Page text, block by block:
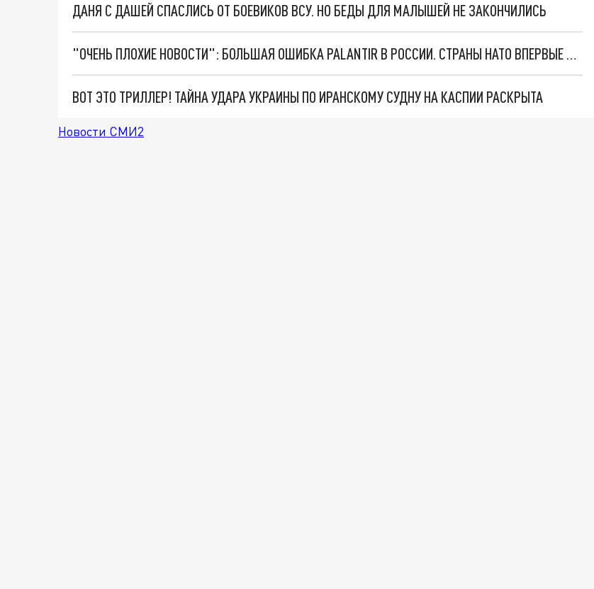
ДАНЯ С ДАШЕЙ СПАСЛИСЬ ОТ БОЕВИКОВ ВСУ. НО БЕДЫ ДЛЯ МАЛЫШЕЙ НЕ ЗАКОНЧИЛИСЬ
"ОЧЕНЬ ПЛОХИЕ НОВОСТИ": БОЛЬШАЯ ОШИБКА PALANTIR В РОССИИ. СТРАНЫ НАТО ВПЕРВЫЕ ЗА СВО ОСТАНОВИЛИ ПОСТАВКИ ОРУЖИЯ. ВСУ ТЕРЯЮТ ПРИГРАНИЧЬЕ?
ВОТ ЭТО ТРИЛЛЕР! ТАЙНА УДАРА УКРАИНЫ ПО ИРАНСКОМУ СУДНУ НА КАСПИИ РАСКРЫТА
Новости СМИ2